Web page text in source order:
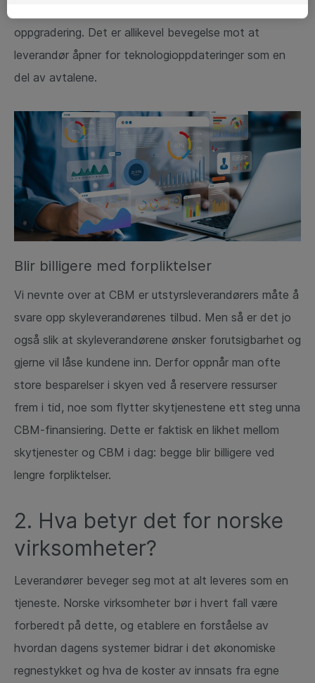
oppgradering. Det er allikevel bevegelse mot at
leverandør åpner for teknologioppdateringer som en
del av avtalene.
Blir billigere med forpliktelser
Vi nevnte over at CBM er utstyrsleverandørers måte å
svare opp skyleverandørenes tilbud. Men så er det jo
også slik at skyleverandørene ønsker forutsigbarhet og
gjerne vil låse kundene inn. Derfor oppnår man ofte
store besparelser i skyen ved å reservere ressurser
frem i tid, noe som flytter skytjenestene ett steg unna
CBM-finansiering. Dette er faktisk en likhet mellom
skytjenester og CBM i dag: begge blir billigere ved
lengre forpliktelser.
2. Hva betyr det for norske
virksomheter?
Leverandører beveger seg mot at alt leveres som en
tjeneste. Norske virksomheter bør i hvert fall være
forberedt på dette, og etablere en forståelse av
hvordan dagens systemer bidrar i det økonomiske
regnestykket og hva de koster av innsats fra egne